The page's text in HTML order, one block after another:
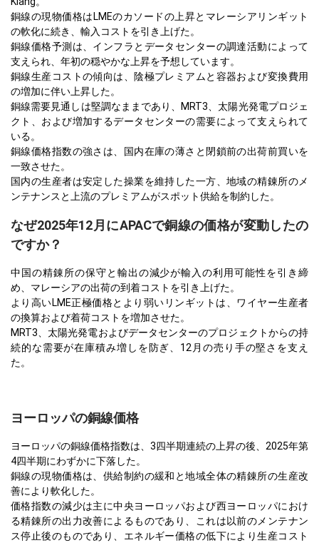
銅線の現物価格はLMEのカソードの上昇とマレーシアリンギット
の軟化に続き、輸入コストを引き上げた。
銅線価格予測は、インフラとデータセンターの調達活動によって
支えられ、年初の穏やかな上昇を予想しています。
銅線生産コストの傾向は、陰極プレミアムと容器および変換費用
の増加に伴い上昇した。
銅線需要見通しは堅調なままであり、MRT3、太陽光発電プロジェ
クト、および増加するデータセンターの需要によって支えられて
いる。
銅線価格指数の強さは、国内在庫の薄さと閉鎖前の出荷前買いを
一致させた。
国内の生産者は安定した操業を維持した一方、地域の精錬所のメ
ンテナンスと上流のプレミアムがスポット供給を制約した。
なぜ2025年12月にAPACで銅線の価格が変動したの
ですか？
中国の精錬所の保守と輸出の減少が輸入の利用可能性を引き締
め、マレーシアの出荷の到着コストを引き上げた。
より高いLME正極価格とより弱いリンギットは、ワイヤー生産者
の換算および着荷コストを増加させた。
MRT3、太陽光発電およびデータセンターのプロジェクトからの持
続的な需要が在庫積み増しを防ぎ、12月の売り手の堅さを支え
た。
ヨーロッパの銅線価格
ヨーロッパの銅線価格指数は、3四半期連続の上昇の後、2025年第
4四半期にわずかに下落した。
銅線の現物価格は、供給制約の緩和と地域全体の精錬所の生産改
善により軟化した。
価格指数の減少は主に中央ヨーロッパおよび西ヨーロッパにおけ
る精錬所の出力改善によるものであり、これは以前のメンテナン
ス停止後のものであり、エネルギー価格の低下により生産コスト